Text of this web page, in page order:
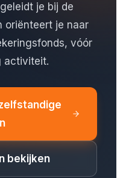
je bij de
oriënteert je naar
vóór
activiteit.
bekijken